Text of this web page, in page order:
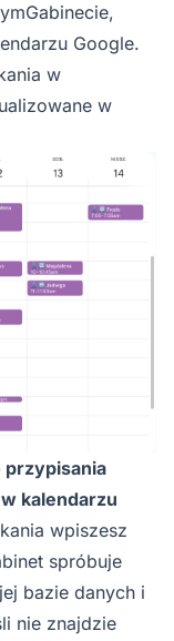
Google.
w
w
kalendarzu
wpiszesz
spróbuje
bazie danych i
nie znajdzie